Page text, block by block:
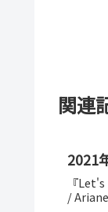
関連
2021
『
/